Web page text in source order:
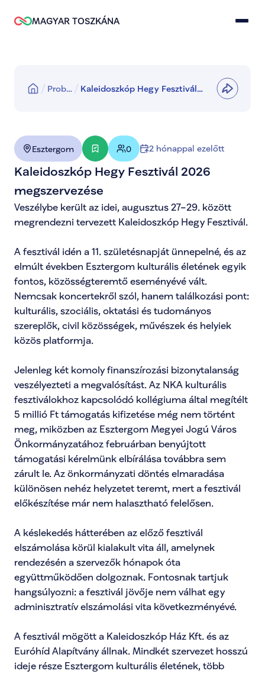
MAGYAR TOSZKÁNA
Prob…
Kaleidoszkóp Hegy Fesztivál
Esztergom 0 2 hónappal ezelőtt
Kaleidoszkóp Hegy Fesztivál 2026
megszervezése
Veszélybe került az idei, augusztus 27–29. között
megrendezni tervezett Kaleidoszkóp Hegy Fesztivál.
A fesztivál idén a 11. születésnapját ünnepelné, és az
elmúlt években Esztergom kulturális életének egyik
fontos, közösségteremtő eseményévé vált.
Nemcsak koncertekről szól, hanem találkozási pont:
kulturális, szociális, oktatási és tudományos
szereplők, civil közösségek, művészek és helyiek
közös platformja.
Jelenleg két komoly finanszírozási bizonytalanság
veszélyezteti a megvalósítást. Az NKA kulturális
fesztiválokhoz kapcsolódó kollégiuma által megítélt
5 millió Ft támogatás kifizetése még nem történt
meg, miközben az Esztergom Megyei Jogú Város
Önkormányzatához februárban benyújtott
támogatási kérelmünk elbírálása továbbra sem
zárult le. Az önkormányzati döntés elmaradása
különösen nehéz helyzetet teremt, mert a fesztivál
előkészítése már nem halasztható felelősen.
A késlekedés hátterében az előző fesztivál
elszámolása körül kialakult vita áll, amelynek
rendezésén a szervezők hónapok óta
együttműködően dolgoznak. Fontosnak tartjuk
hangsúlyozni: a fesztivál jövője nem válhat egy
adminisztratív elszámolási vita következményévé.
A fesztivál mögött a Kaleidoszkóp Ház Kft. és az
Euróhíd Alapítvány állnak. Mindkét szervezet hosszú
ideje része Esztergom kulturális életének, több